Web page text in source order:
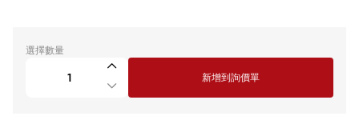
選擇數量
新增到詢價單